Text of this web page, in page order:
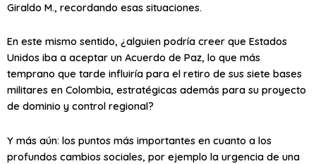
Giraldo M., recordando esas situaciones.
En este mismo sentido, ¿alguien podría creer que Estados
Unidos iba a aceptar un Acuerdo de Paz, lo que más
temprano que tarde influiría para el retiro de sus siete bases
militares en Colombia, estratégicas además para su proyecto
de dominio y control regional?
Y más aún: los puntos más importantes en cuanto a los
profundos cambios sociales, por ejemplo la urgencia de una